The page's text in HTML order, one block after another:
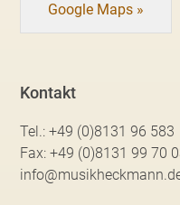
Google Maps »
Kontakt
Tel.:+49 (0)8131 96 583
Fax:+49 (0)8131 99 70